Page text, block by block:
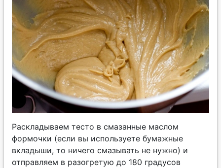
Раскладываем тесто в смазанные маслом
формочки (если вы используете бумажные
вкладыши, то ничего смазывать не нужно) и
отправляем в разогретую до 180 градусов